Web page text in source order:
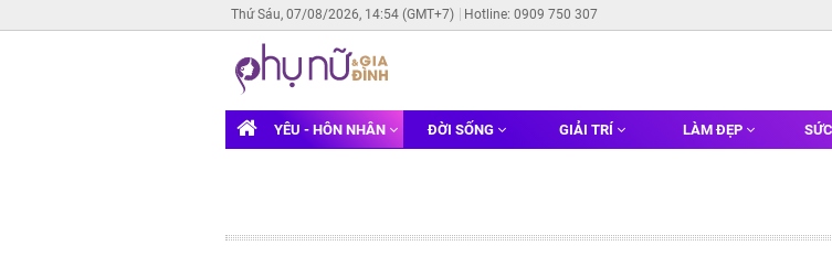
Thứ Sáu, 07/08/2026, 14:54 (GMT+7) Hotline: 0909 750 307
YÊU - HÔN NHÂN ĐỜI SỐNG GIẢI TRÍ LÀM ĐẸP